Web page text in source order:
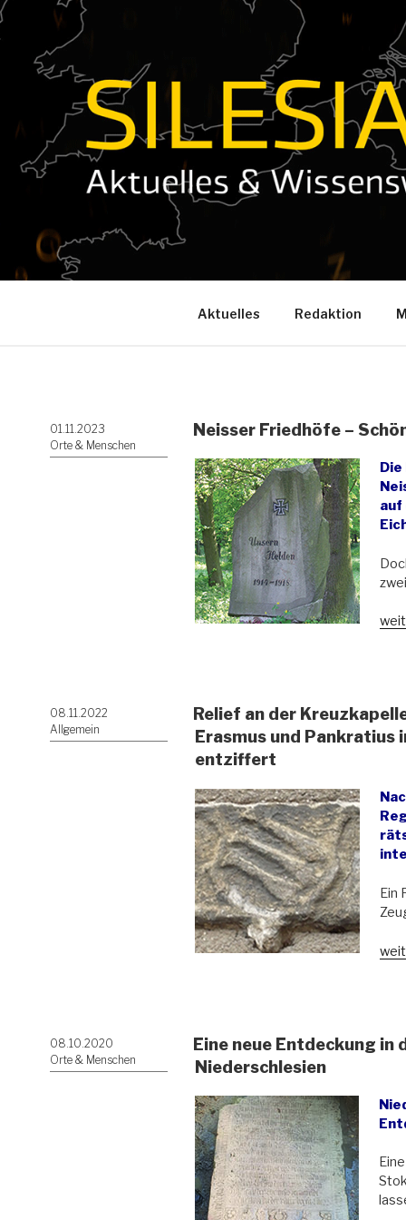
Zum
Inhalt
springen
Aktuelles Redaktion
Veröffentlicht
am
01.11.2023
Orte & Menschen
Neisser Friedhöfe –
auf
Veröffentlicht
am
08.11.2022
Allgemein
Relief an der
Erasmus und Pankratius
entziffert
Ein
und
Góra
Veröffentlicht
am
08.10.2020
Orte & Menschen
Eine neue Entdeckung in
Niederschlesien